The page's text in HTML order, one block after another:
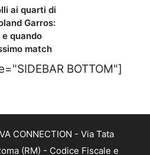
ai quarti di
Garros:
e quando
match
BOTTOM"]
CONNECTION - Via Tata
(RM) - Codice Fiscale e